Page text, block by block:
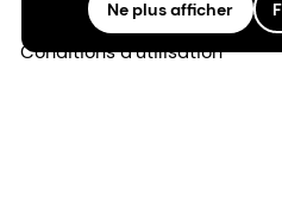
Ne plus afficher
Conditions d'utilisation